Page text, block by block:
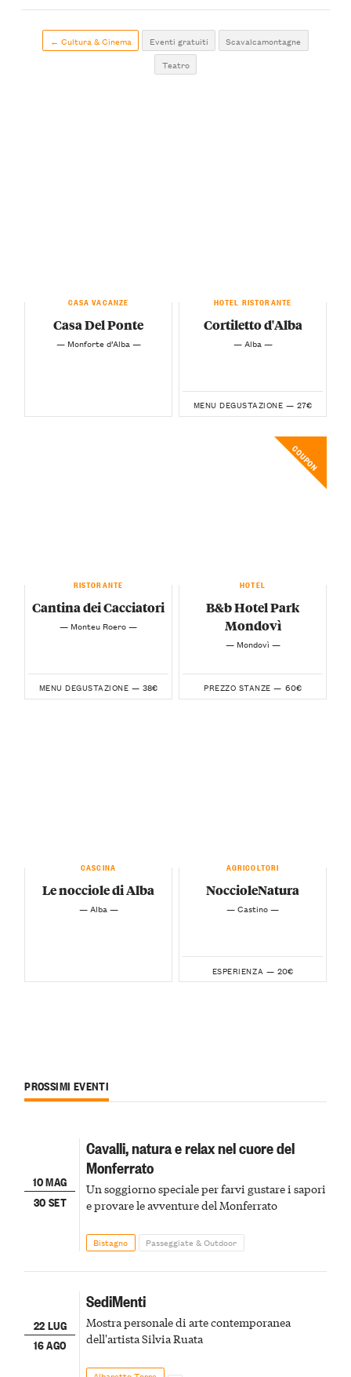
← Cultura & Cinema Eventi gratuiti
Scavalcamontagne
Teatro
CASA VACANZE
Casa Del Ponte
— Monforte d’Alba —
HOTEL RISTORANTE
Cortiletto d'Alba
— Alba —
MENU DEGUSTAZIONE — 27€
RISTORANTE
Cantina dei Cacciatori
— Monteu Roero —
MENU DEGUSTAZIONE — 38€
COUPON
HOTEL
B&b Hotel Park
Mondovì
— Mondovì —
PREZZO STANZE — 60€
CASCINA
Le nocciole di Alba
— Alba —
AGRICOLTORI
NoccioleNatura
— Castino —
ESPERIENZA — 20€
PROSSIMI EVENTI
10 MAG
30 SET
Cavalli, natura e relax nel cuore del
Monferrato
Un soggiorno speciale per farvi gustare i sapori
e provare le avventure del Monferrato
Bistagno Passeggiate & Outdoor
22 LUG
16 AGO
SediMenti
Mostra personale di arte contemporanea
dell'artista Silvia Ruata